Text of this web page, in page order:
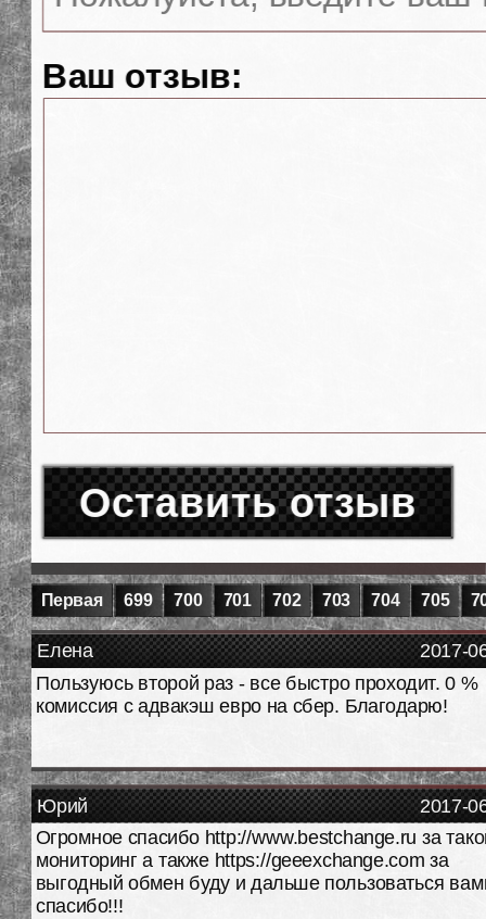
Ваш отзыв:
Оставить отзыв
Первая 699 700 701 702 703 704 705
2017-
Елена
Пользуюсь второй раз - все быстро проходит. 0 %
комиссия с адвакэш евро на сбер. Благодарю!
2017-
Юрий
Огромное спасибо http://www.bestchange.ru за
мониторинг а также https://geeexchange.com за
выгодный обмен буду и дальше пользоваться
спасибо!!!